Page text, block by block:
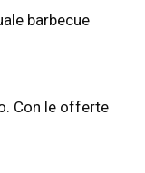
barbecue
Con le offerte